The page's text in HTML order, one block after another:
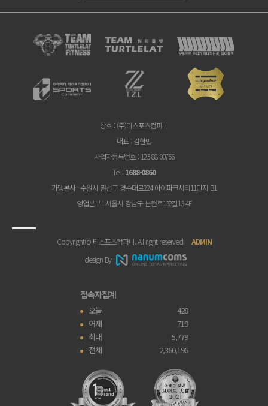
상호: (주)티스포츠컴퍼니
대표: 김한민
사업자등록번호: 123-88-00766
Tel: 1688-0860
가맹본사: 수원시 권선구 경수대로224 아이파크시티11단지 B1
영업본부: 서울시 강남구 논현로132길13 4F
Copyright(c) 티스포츠컴퍼니. All right reserved. ADMIN
design By
접속자집계
오늘
428
어제
719
최대
5,779
전체
2,360,196